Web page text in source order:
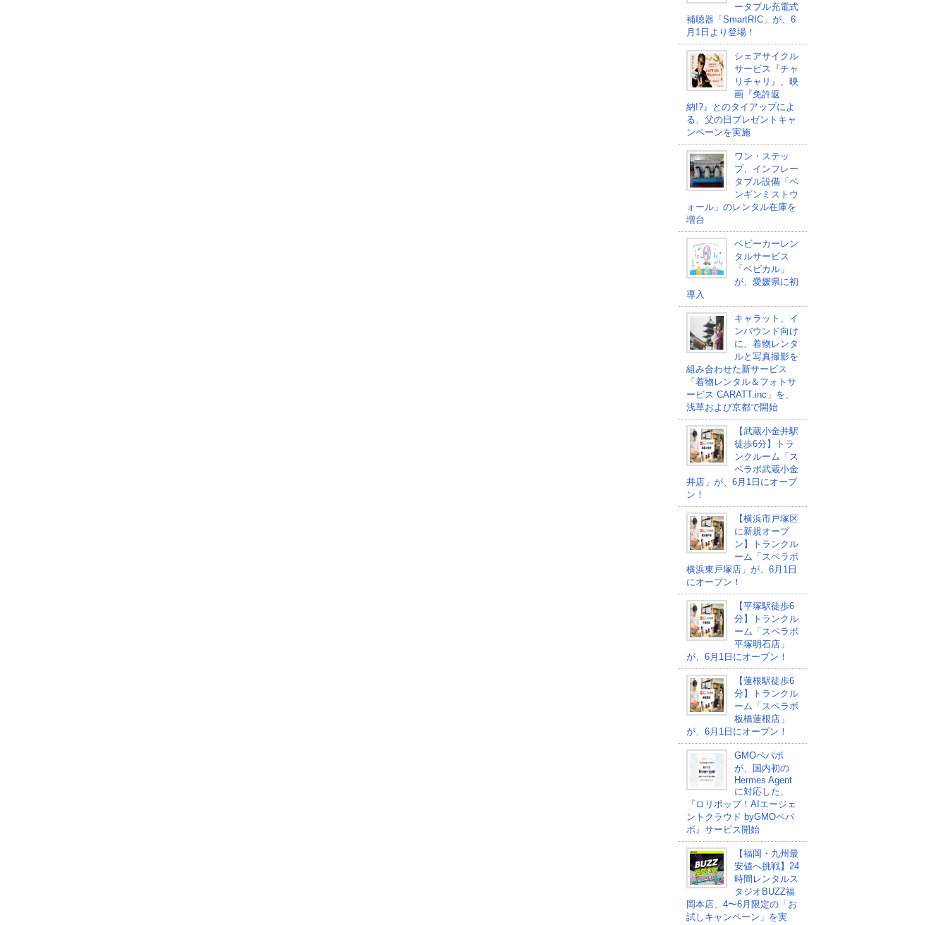
ータブル充電式
補聴器「SmartRIC」が、6
月1日より登場！
シェアサイクル
サービス『チャ
リチャリ』、映
画『免許返
納!?』とのタイアップによ
る、父の日プレゼントキャ
ンペーンを実施
ワン・ステッ
プ、インフレー
タブル設備「ペ
ンギンミストウ
ォール」のレンタル在庫を
増台
ベビーカーレン
タルサービス
「ベビカル」
が、愛媛県に初
導入
キャラット、イ
ンバウンド向け
に、着物レンタ
ルと写真撮影を
組み合わせた新サービス
「着物レンタル＆フォトサ
ービス CARATT.inc」を、
浅草および京都で開始
【武蔵小金井駅
徒歩6分】トラ
ンクルーム「ス
ペラボ武蔵小金
井店」が、6月1日にオープ
ン！
【横浜市戸塚区
に新規オープ
ン】トランクル
ーム「スペラボ
横浜東戸塚店」が、6月1日
にオープン！
【平塚駅徒歩6
分】トランクル
ーム「スペラボ
平塚明石店」
が、6月1日にオープン！
【蓮根駅徒歩6
分】トランクル
ーム「スペラボ
板橋蓮根店」
が、6月1日にオープン！
GMOペパボ
が、国内初の
Hermes Agent
に対応した、
『ロリポップ！AIエージェ
ントクラウド byGMOペパ
ボ』サービス開始
【福岡・九州最
安値へ挑戦】24
時間レンタルス
タジオBUZZ福
岡本店、4〜6月限定の「お
試しキャンペーン」を実